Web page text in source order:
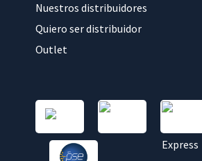
Nuestros distribuidores
Quiero ser distribuidor
Outlet